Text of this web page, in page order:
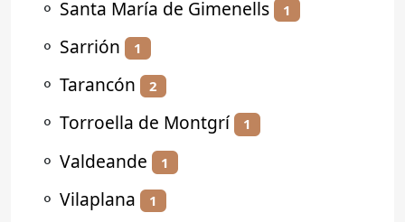
⚬ Santa María de Gimenells 1
⚬ Sarrión 1
⚬ Tarancón 2
⚬ Torroella de Montgrí 1
⚬ Valdeande 1
⚬ Vilaplana 1